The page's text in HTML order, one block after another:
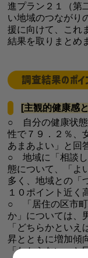
進プラン２１（第
い地域のつながり
援に向けて、これ
結果を取りまとめ
調査結果のポイ
[主観的健康感
○ 自分の健康状態
性で７９．２％、
あまあよい」と回
○ 地域に「相談し
態について、「よ
多く、地域との「
１０ポイント近く
○ 「居住の区市町
か」については、
「どちらかとい
昇とともに増加傾
「わからない」